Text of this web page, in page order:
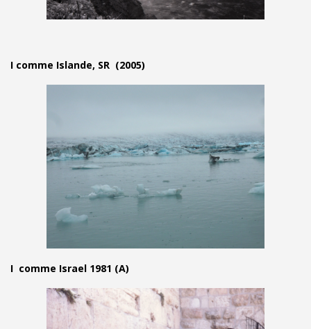
I comme Islande, SR (2005)
I comme Israel 1981 (A)